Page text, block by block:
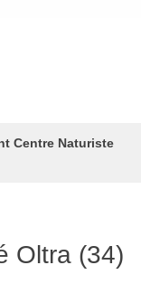
Centre Naturiste
Oltra (34)